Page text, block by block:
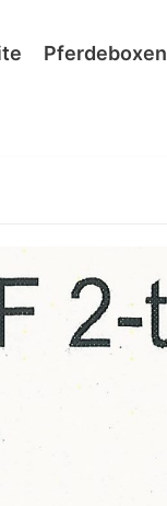
Pferdeboxen